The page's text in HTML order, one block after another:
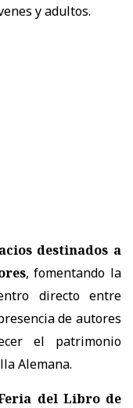
y adultos.
destinados a
, fomentando la
directo entre
de autores
el patrimonio
Alemana.
del Libro de